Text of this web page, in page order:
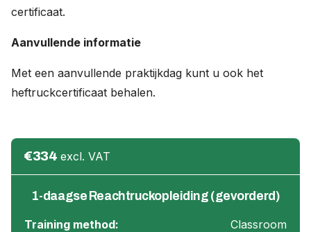
certificaat.
Aanvullende informatie
Met een aanvullende praktijkdag kunt u ook het
heftruckcertificaat behalen.
€334 excl. VAT
1-daagse Reachtruckopleiding (gevorderd)
Training method: Classroom